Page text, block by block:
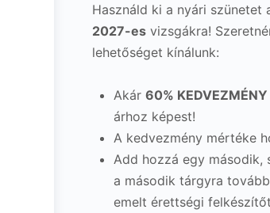
Használd ki a nyári szünetet
2027-es vizsgákra!
lehetőséget kínálunk:
Akár 60% KEDVEZMÉNY
árhoz képest!
A kedvezmény mértéke
Add hozzá egy
a második tárgyra
emelt érettségi